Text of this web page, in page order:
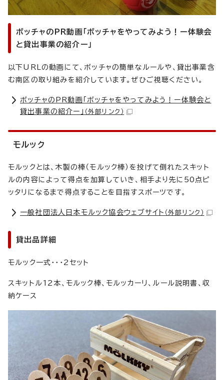
ボッチャのPR動画「ボッチャをやってみよう！ー体験会
と貸出事業の紹介ー」
以下URLの動画にて、ボッチャの簡単なルールや、貸出事業含
む南区の取り組みを紹介しています。ぜひご視聴ください。
ボッチャのPR動画「ボッチャをやってみよう！ー体験会と
貸出事業の紹介ー」 （外部リンク）
モルック
モルックとは、木製の棒（モルック棒）を投げて倒れたスキット
ルの内容によって得点を加算していき、相手より先に50点ピ
ッタリになるまで得点することを目指すスポーツです。
一般社団法人日本モルック協会ウェブサイト （外部リンク）
貸出品詳細
モルック一式・・・2セット
スキットル12本、モルック棒、モルッカーリ、ルール説明書、収
納ケース